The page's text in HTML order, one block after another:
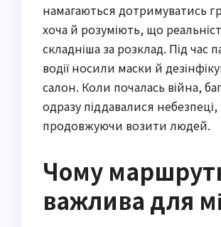
намагаються дотримуватись
хоча й розуміють, що
складніша за розклад. Під час
водії носили маски й
салон. Коли почалась війна,
одразу піддавалися
продовжуючи возити людей.
Чому
важлива для